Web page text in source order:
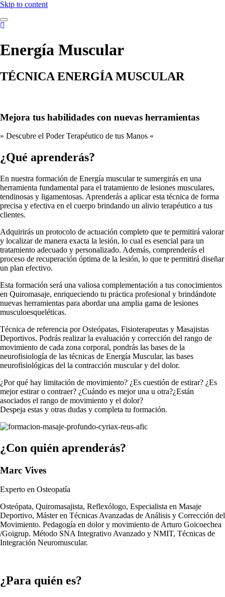
Skip to content
Energía Muscular
TÉCNICA ENERGÍA MUSCULAR
Mejora tus habilidades con nuevas herramientas
» Descubre el Poder Terapéutico de tus Manos «
¿Qué aprenderás?
En nuestra formación de Energía muscular te sumergirás en una
herramienta fundamental para el tratamiento de lesiones musculares,
tendinosas y ligamentosas. Aprenderás a aplicar esta técnica de forma
precisa y efectiva en el cuerpo brindando un alivio terapéutico a tus
clientes.
Adquirirás un protocolo de actuación completo que te permitirá valorar
y localizar de manera exacta la lesión, lo cual es esencial para un
tratamiento adecuado y personalizado. Además, comprenderás el
proceso de recuperación óptima de la lesión, lo que te permitirá diseñar
un plan efectivo.
Esta formación será una valiosa complementación a tus conocimientos
en Quiromasaje, enriqueciendo tu práctica profesional y brindándote
nuevas herramientas para abordar una amplia gama de lesiones
musculoesqueléticas.
Técnica de referencia por Osteópatas, Fisioterapeutas y Masajistas
Deportivos. Podrás realizar la evaluación y corrección del rango de
movimiento de cada zona corporal, pondrás las bases de la
neurofisiología de las técnicas de Energía Muscular, las bases
neurofisiológicas del la contracción muscular y del dolor.
¿Por qué hay limitación de movimiento? ¿Es cuestión de estirar? ¿Es
mejor estirar o contraer? ¿Cuándo es mejor una u otra?¿Están
asociados el rango de movimiento y el dolor?
Despeja estas y otras dudas y completa tu formación.
¿Con quién aprenderás?
Marc Vives
Experto en Osteopatía
Osteópata, Quiromasajista, Reflexólogo, Especialista en Masaje
Deportivo, Máster en Técnicas Avanzadas de Análisis y Corrección del
Movimiento. Pedagogía en dolor y movimiento de Arturo Goicoechea
/Goigrup. Método SNA Integrativo Avanzado y NMIT, Técnicas de
Integración Neuromuscular.
¿Para quién es?